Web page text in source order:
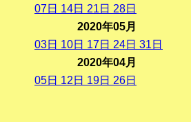
07日 14日 21 日 28日
2020年05月
03日 10日 17日 24日 31 日
2020年04月
05日 12 日 19日 26日